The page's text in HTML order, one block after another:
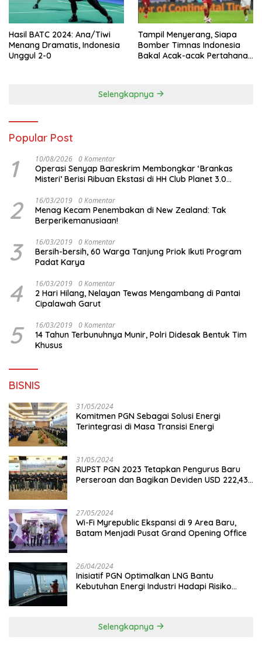
Hasil BATC 2024: Ana/Tiwi
Menang Dramatis, Indonesia
Unggul 2-0
Tampil Menyerang, Siapa
Bomber Timnas Indonesia
Bakal Acak-acak Pertahanan
Selengkapnya
Popular Post
1 10/08/2026 0 Komentar
Operasi Senyap Bareskrim Membongkar ‘Brankas
Misteri’ Berisi Ribuan Ekstasi di HH Club Planet 3.0
2 16/03/2019 0 Komentar
Menag Kecam Penembakan di New Zealand: Tak
Berperikemanusiaan!
3 16/03/2019 0 Komentar
Bersih-bersih, 60 Warga Tanjung Priok Ikuti Program
Padat Karya
4 16/03/2019 0 Komentar
2 Hari Hilang, Nelayan Tewas Mengambang di Pantai
Cipalawah Garut
5 16/03/2019 0 Komentar
14 Tahun Terbunuhnya Munir, Polri Didesak Bentuk Tim
Khusus
BISNIS
31/05/2024
Komitmen PGN Sebagai Solusi Energi
Terintegrasi di Masa Transisi Energi
31/05/2024
RUPST PGN 2023 Tetapkan Pengurus Baru
Perseroan dan Bagikan Deviden USD 222,43
27/05/2024
Wi-Fi Myrepublic Ekspansi di 9 Area Baru,
Batam Menjadi Pusat Grand Opening Office
26/04/2024
Inisiatif PGN Optimalkan LNG Bantu
Kebutuhan Energi Industri Hadapi Risiko
Selengkapnya